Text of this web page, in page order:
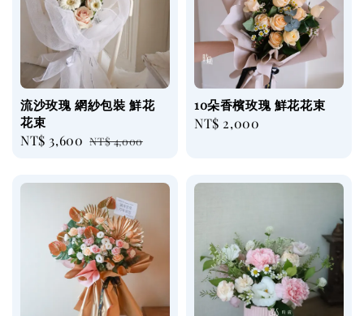
流沙玫瑰 網紗包裝 鮮花
花束
Sale
NT$ 3,600 Regular
NT$ 4,000
10朵香檳玫瑰 鮮花花束
Regular
NT$ 2,000